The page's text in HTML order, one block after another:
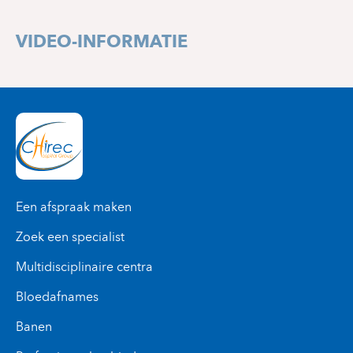
VIDEO-INFORMATIE
Een afspraak maken
Zoek een specialist
Multidisciplinaire centra
Bloedafnames
Banen